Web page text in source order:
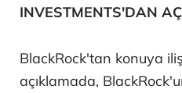
INVESTMENTS'DAN
BlackRock'tan konuya
açıklamada,